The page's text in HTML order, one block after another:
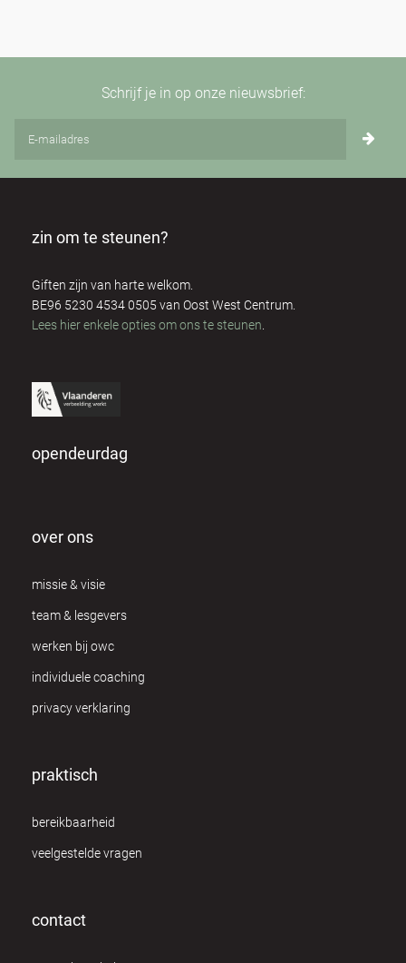
Schrijf je in op onze nieuwsbrief:
zin om te steunen?
Giften zijn van harte welkom.
BE96 5230 4534 0505 van Oost West Centrum.
Lees hier enkele opties om ons te steunen
opendeurdag
over ons
missie & visie
team & lesgevers
werken bij owc
individuele coaching
privacy verklaring
praktisch
bereikbaarheid
veelgestelde vragen
contact